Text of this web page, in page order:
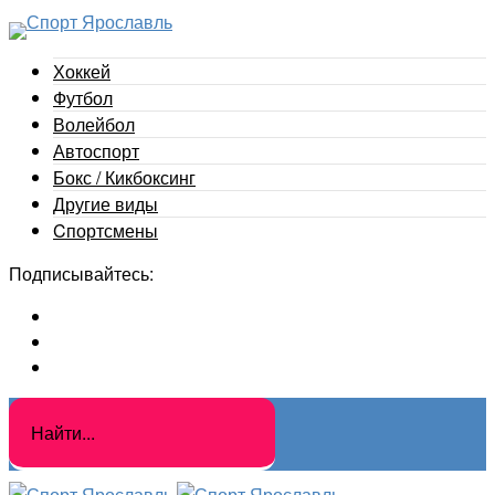
Хоккей
Футбол
Волейбол
Автоспорт
Бокс / Кикбоксинг
Другие виды
Cпортсмены
Подписывайтесь: